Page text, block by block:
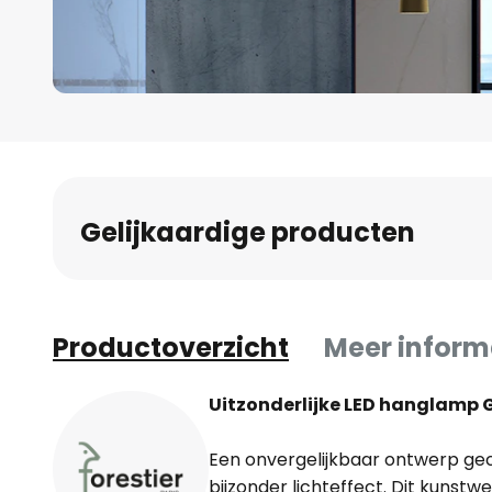
vanGelijkaardige producten
Productoverzicht Meer
Uitzonderlijke LED hanglamp
Een onvergelijkbaar ontwerp